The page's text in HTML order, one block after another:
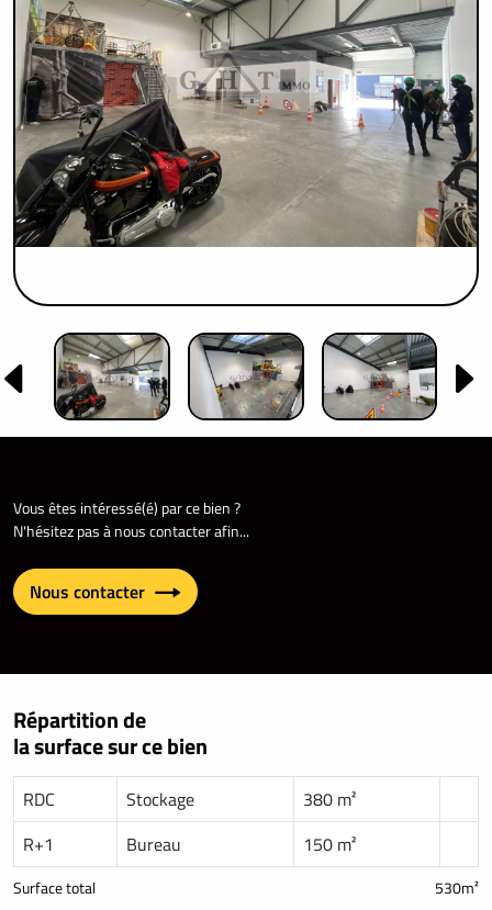
Vous êtes intéressé(é) par ce bien ?
N'hésitez pas à nous contacter afin...
Nous contacter
Répartition de
la surface sur ce bien
RDC Stockage
380 m²
R+1
Bureau 150 m²
Surface total 530m²